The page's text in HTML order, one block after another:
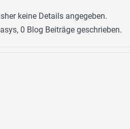
keine Details angegeben.
0 Blog Beiträge geschrieben.